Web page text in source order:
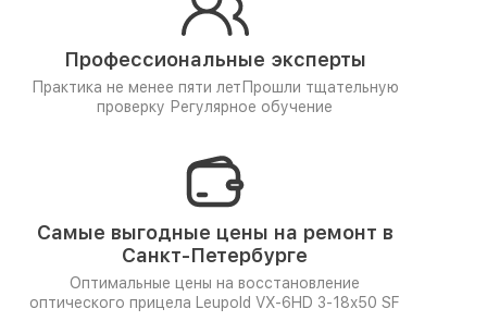
Профессиональные эксперты
Практика не менее пяти лет Прошли тщательную
проверку Регулярное обучение
Самые выгодные цены на ремонт в
Санкт-Петербурге
Оптимальные цены на восстановление
оптического прицела Leupold VX-6HD 3-18x50 SF